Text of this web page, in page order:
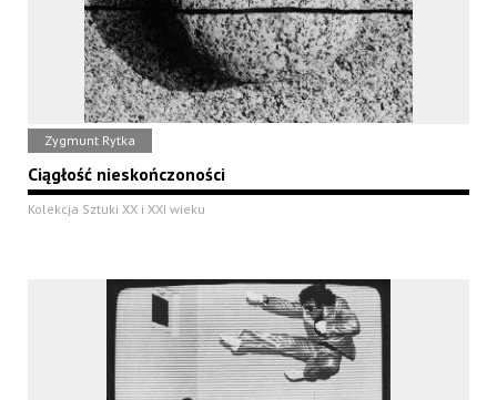
Zygmunt Rytka
Ciągłość nieskończoności
Kolekcja Sztuki XX i XXI wieku